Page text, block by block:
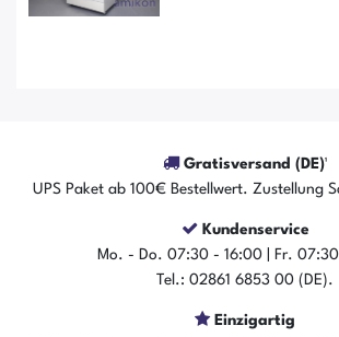
Gratisversand (DE)¹
UPS Paket ab 100€ Bestellwert. Zustellung
Kundenservice
Mo. - Do. 07:30 - 16:00 | Fr.
Tel.: 02861 6853 00 (DE).
Einzigartig